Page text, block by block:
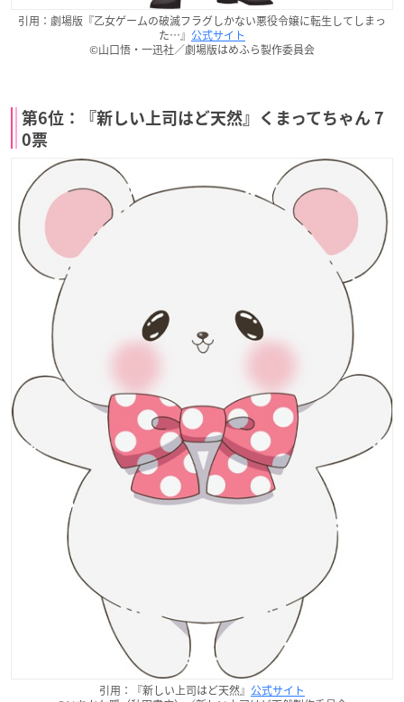
引用：劇場版『乙女ゲームの破滅フラグしかない悪役令嬢に転生してしまっ
た…』 公式サイト
©山口悟・一迅社／劇場版はめふら製作委員会
第6位：『新しい上司はど天然』くまってちゃん 7
0票
引用：『新しい上司はど天然』 公式サイト